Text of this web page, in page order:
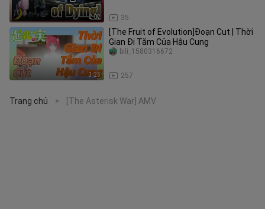
2:02 35
3:25
[The Fruit of Evolution]Đoạn Cut | Thời
Gian Đi Tắm Của Hậu Cung
257
bili_1580316672
Trang chủ > [The Asterisk War] AMV